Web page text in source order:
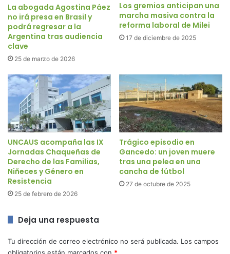
La abogada Agostina Páez
no irá presa en Brasil y
podrá regresar a la
Argentina tras audiencia
clave
25 de marzo de 2026
Los gremios anticipan una
marcha masiva contra la
reforma laboral de Milei
17 de diciembre de 2025
UNCAUS acompaña las IX
Jornadas Chaqueñas de
Derecho de las Familias,
Niñeces y Género en
Resistencia
25 de febrero de 2026
Trágico episodio en
Gancedo: un joven muere
tras una pelea en una
cancha de fútbol
27 de octubre de 2025
Deja una respuesta
Tu dirección de correo electrónico no será publicada. Los campos